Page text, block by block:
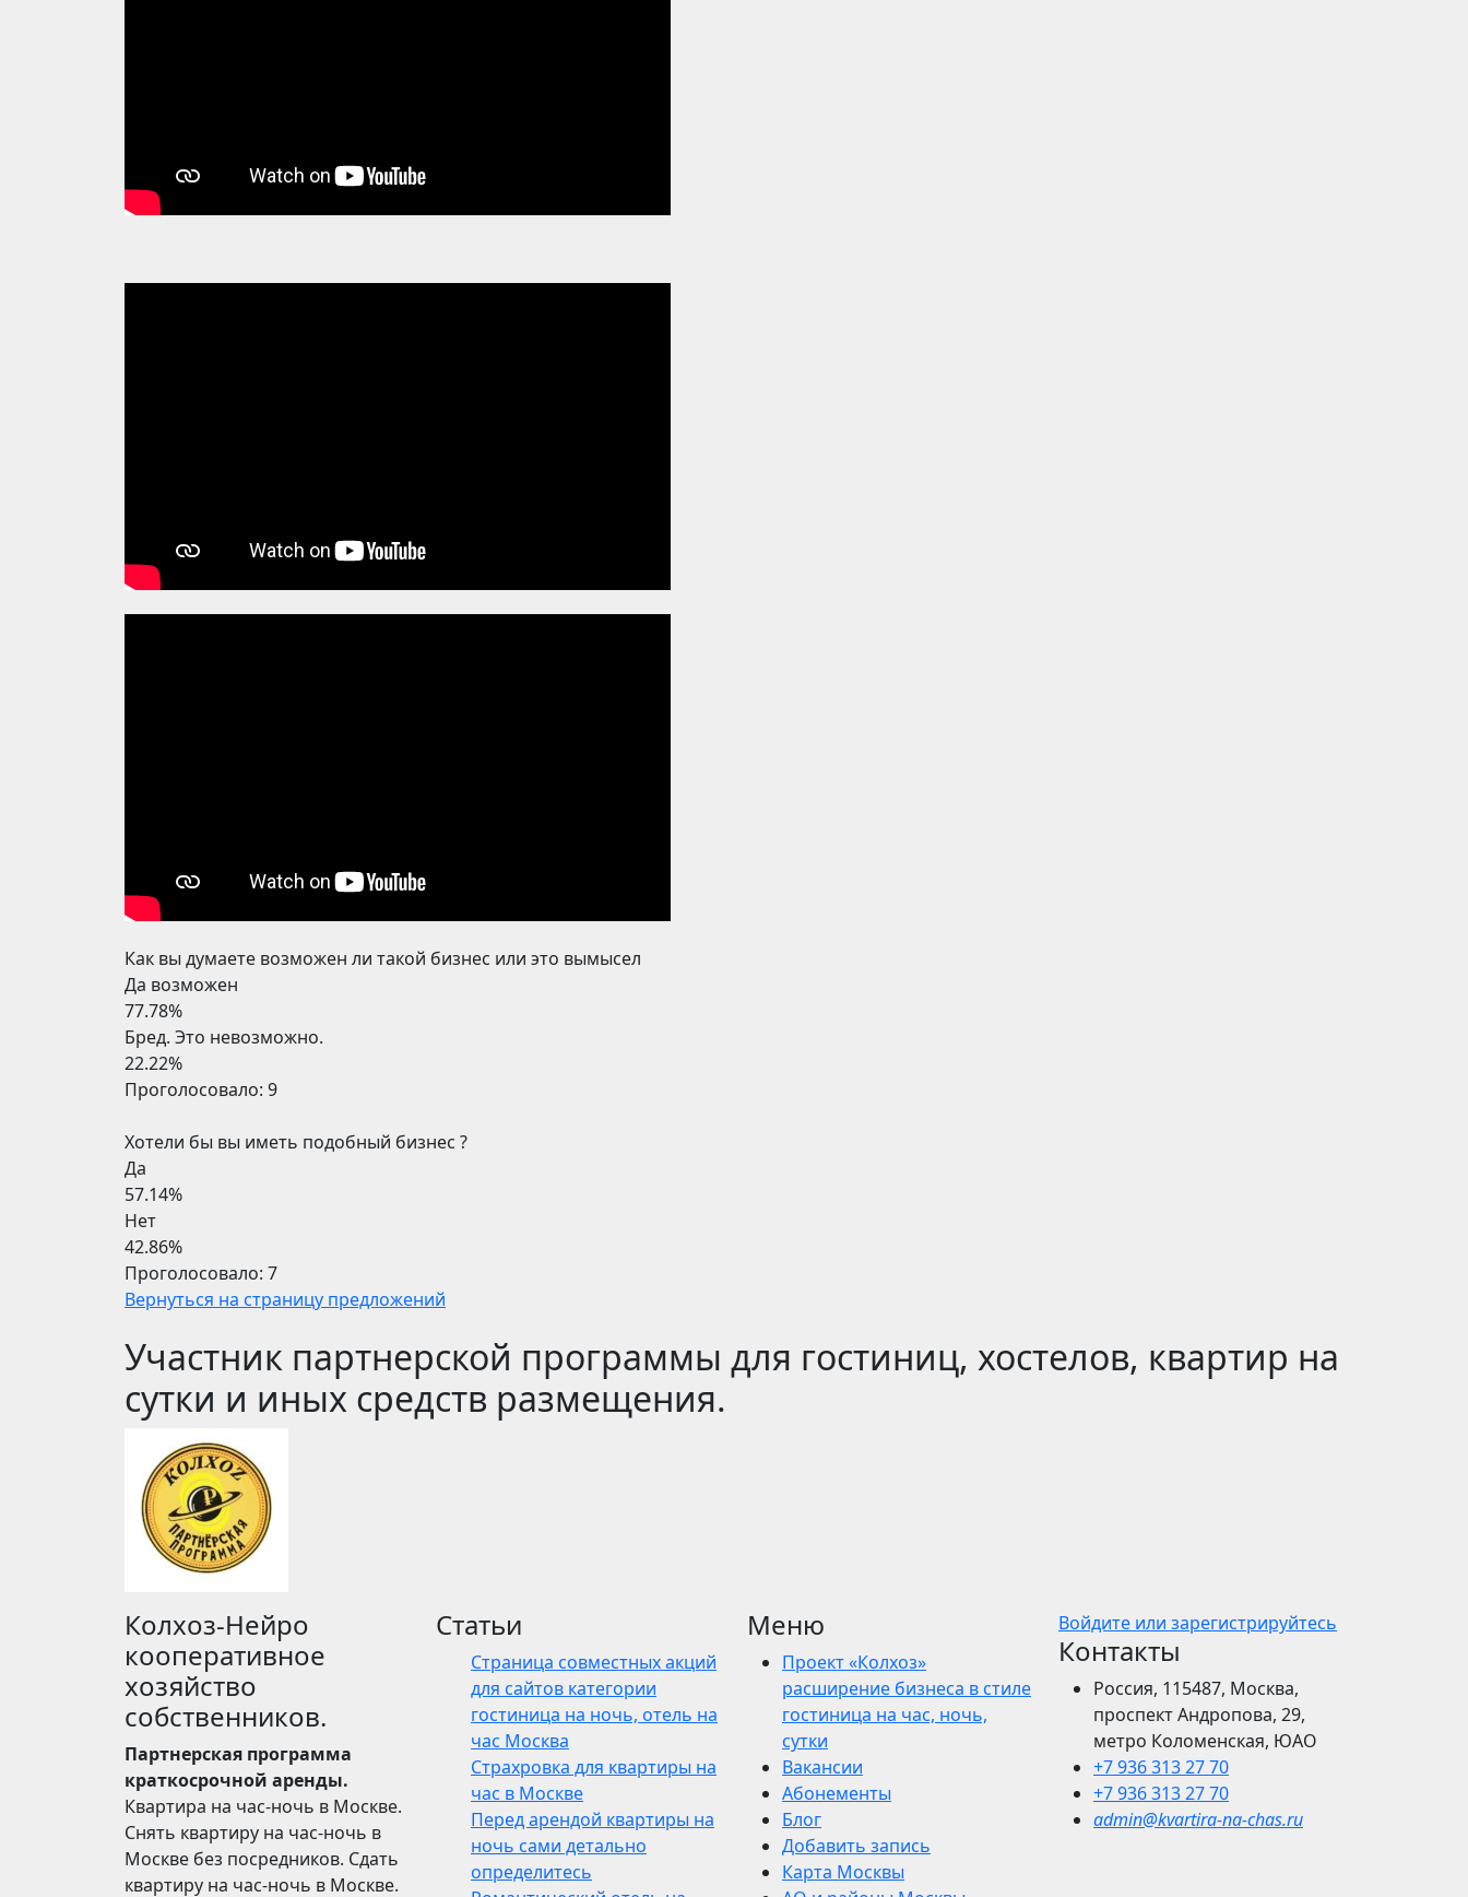
Как вы думаете возможен ли такой бизнес или это вымысел
Да возможен
77.78%
Бред. Это невозможно.
22.22%
Проголосовало: 9
Хотели бы вы иметь подобный бизнес ?
Да
57.14%
Нет
42.86%
Проголосовало: 7
Вернуться на страницу предложений
Участник партнерской программы для гостиниц, хостелов, квартир на
сутки и иных средств размещения.
Колхоз-Нейро
кооперативное
хозяйство
собственников.
Партнерская программа
краткосрочной аренды.
Квартира на час-ночь в Москве.
Снять квартиру на час-ночь в
Москве без посредников. Сдать
квартиру на час-ночь в Москве.
Статьи
Страница совместных акций
для сайтов категории
гостиница на ночь, отель на
час Москва
Страхровка для квартиры на
час в Москве
Перед арендой квартиры на
ночь сами детально
определитесь
Меню
Проект «Колхоз»
расширение бизнеса в стиле
гостиница на час, ночь,
сутки
Вакансии
Абонементы
Блог
Добавить запись
Карта Москвы
Войдите или зарегистрируйтесь
Контакты
Россия, 115487, Москва,
проспект Андропова, 29,
метро Коломенская, ЮАО
+7 936 313 27 70
+7 936 313 27 70
admin@kvartira-na-chas.ru